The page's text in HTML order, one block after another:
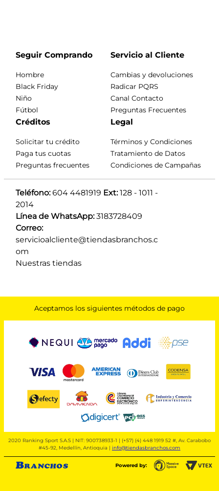
Seguir Comprando
Hombre
Black Friday
Niño
Fútbol
Servicio al Cliente
Cambias y devoluciones
Radicar PQRS
Canal Contacto
Preguntas Frecuentes
Créditos
Solicitar tu crédito
Paga tus cuotas
Preguntas frecuentes
Legal
Términos y Condiciones
Tratamiento de Datos
Condiciones de Campañas
Teléfono: 604 4481919 Ext: 128 - 1011 -
2014
Línea de WhatsApp: 3183728409
Correo:
servicioalcliente@tiendasbranchos.c
om
Nuestras tiendas
Aceptamos los siguientes métodos de pago
2020 Ranking Sport S.A.S | NIT: 900738933-1 | (+57) (4) 448 1919 52 #, Av. Carabobo
#45-92, Medellín, Antioquia | info@tiendasbranchos.com
Powered by: